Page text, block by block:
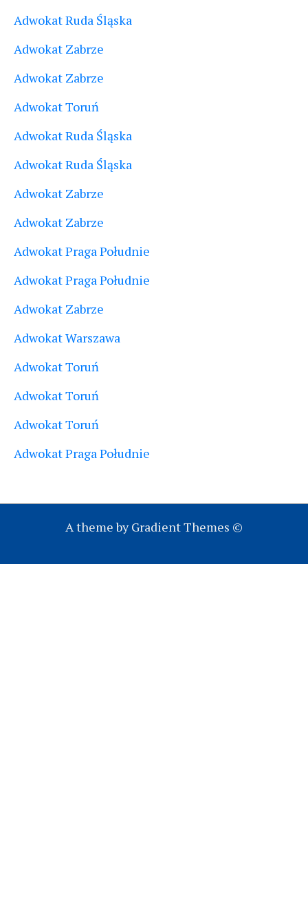
Adwokat Ruda Śląska
Adwokat Zabrze
Adwokat Zabrze
Adwokat Toruń
Adwokat Ruda Śląska
Adwokat Ruda Śląska
Adwokat Zabrze
Adwokat Zabrze
Adwokat Praga Południe
Adwokat Praga Południe
Adwokat Zabrze
Adwokat Warszawa
Adwokat Toruń
Adwokat Toruń
Adwokat Toruń
Adwokat Praga Południe
A theme by Gradient Themes ©